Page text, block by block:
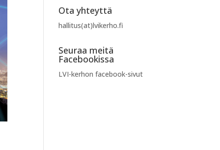
Ota yhteyttä
hallitus(at)lvikerho.fi
Seuraa meitä
Facebookissa
LVI-kerhon facebook-sivut